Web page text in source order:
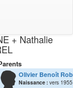
+Nathalie
Olivier Benoît
Naissance : vers 1955